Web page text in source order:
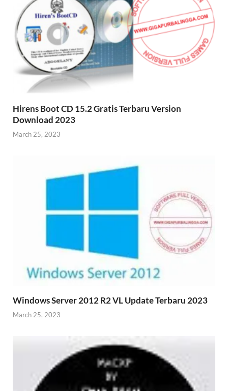
Hirens Boot CD 15.2 Gratis Terbaru Version
Download 2023
March 25, 2023
Windows Server 2012 R2 VL Update Terbaru 2023
March 25, 2023